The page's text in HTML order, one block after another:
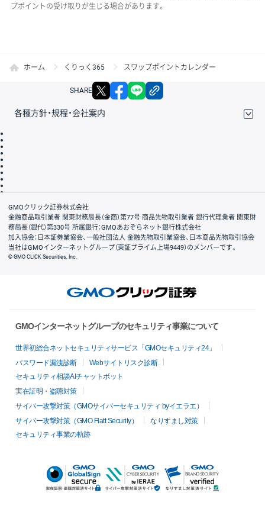
プポイントの受け取りが生じる場合があります。
ホーム くりっく365 スワップポイントカレンダー
SHARE X facebook
各種方針・規程・会社案内
会社案内
GMOクリック証券株式会社
金融商品取引業者 関東財務局長（金商）第77号 商品先物取引業者 銀行代理業者 関東財
務局長（銀代）第330号 所属銀行：GMOあおぞらネット銀行株式会社
加入協会：日本証券業協会、一般社団法人 金融先物取引業協会、日本商品先物取引協会
当社はGMOインターネットグループ（東証プライム上場9449）のメンバーです。
© GMO CLICK Securities, Inc.
GMOインターネットグループのセキュリティ事業について
世界初総合ネットセキュリティサービス「GMOセキュリティ24」
パスワード漏洩診断
Webサイトリスク診断
セキュリティ相談AIチャットボット
実在証明・盗聴対策
サイバー攻撃対策（GMOサイバーセキュリティ byイエラエ）
サイバー攻撃対策（GMO Flatt Security）
なりすまし対策
セキュリティ事業の軌跡